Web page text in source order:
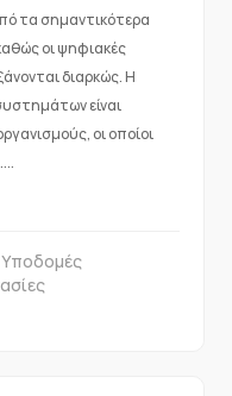
τα σημαντικότερα
οι ψηφιακές
διαρκώς. Η
είναι
οι οποίοι
Υποδομές